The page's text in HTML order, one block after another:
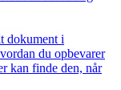
dokument i
du opbevarer
kan finde den, når